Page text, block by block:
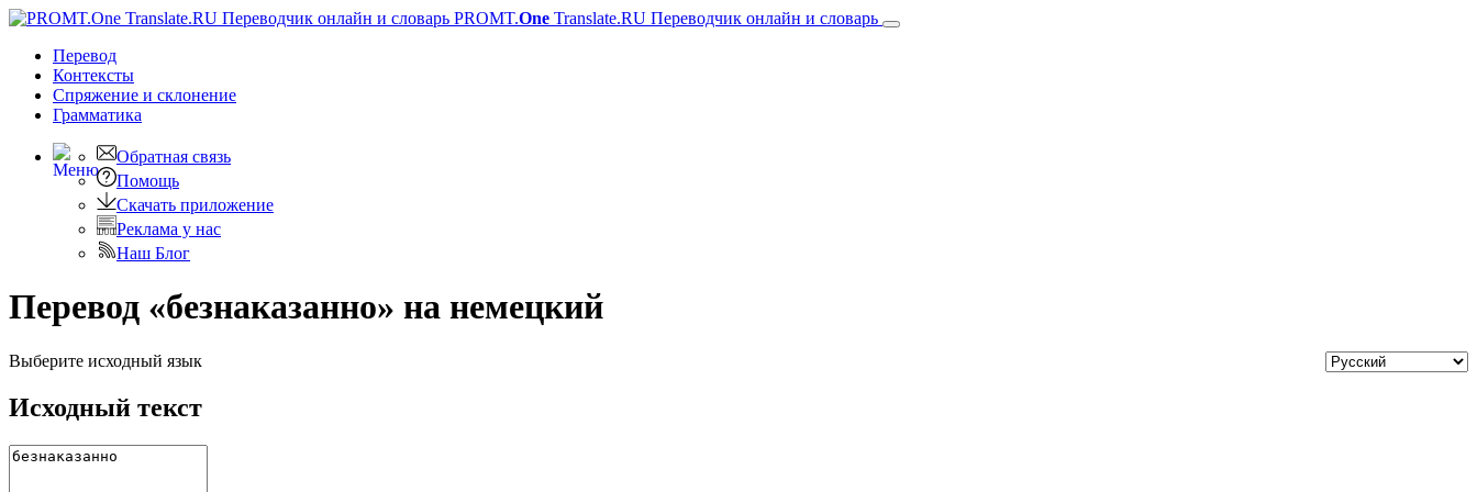
PROMT.One Translate.RU Переводчик онлайн и словарь
Перевод
Контексты
Спряжение и склонение
Грамматика
Обратная связь
Помощь
Скачать приложение
Реклама у нас
Наш Блог
Перевод «безнаказанно» на немецкий
Выберите исходный язык
Исходный текст